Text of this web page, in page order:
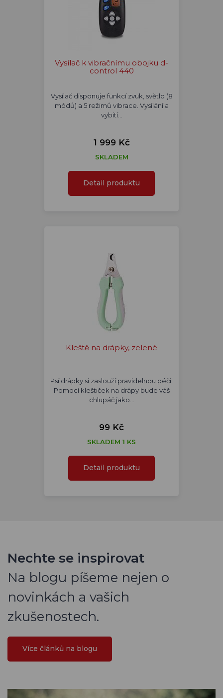
Vysílač k vibračnímu obojku d-
control 440
Vysílač disponuje funkcí zvuk, světlo (8
módů) a 5 režimů vibrace. Vysílání a
vybití…
1 999 Kč
SKLADEM
Detail produktu
Kleště na drápky, zelené
Psí drápky si zaslouží pravidelnou péči.
Pomocí kleštiček na drápy bude váš
chlupáč jako…
99 Kč
SKLADEM 1 KS
Detail produktu
Nechte se inspirovat
Na blogu píšeme nejen o
novinkách a vašich
zkušenostech.
Více článků na blogu